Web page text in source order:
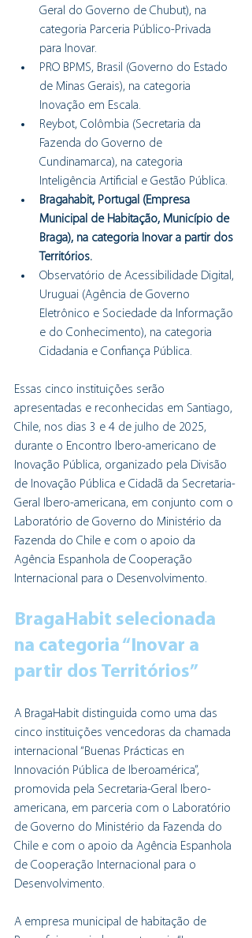
Geral do Governo de Chubut), na
categoria Parceria Público-Privada
para Inovar.
PRO BPMS, Brasil (Governo do Estado
de Minas Gerais), na categoria
Inovação em Escala.
Reybot, Colômbia (Secretaria da
Fazenda do Governo de
Cundinamarca), na categoria
Inteligência Artificial e Gestão Pública.
Bragahabit, Portugal (Empresa
Municipal de Habitação, Município de
Braga), na categoria Inovar a partir dos
Territórios.
Observatório de Acessibilidade Digital,
Uruguai (Agência de Governo
Eletrônico e Sociedade da Informação
e do Conhecimento), na categoria
Cidadania e Confiança Pública.
Essas cinco instituições serão
apresentadas e reconhecidas em Santiago,
Chile, nos dias 3 e 4 de julho de 2025,
durante o Encontro Ibero-americano de
Inovação Pública, organizado pela Divisão
de Inovação Pública e Cidadã da Secretaria-
Geral Ibero-americana, em conjunto com o
Laboratório de Governo do Ministério da
Fazenda do Chile e com o apoio da
Agência Espanhola de Cooperação
Internacional para o Desenvolvimento.
BragaHabit selecionada
na categoria “Inovar a
partir dos Territórios”
A BragaHabit distinguida como uma das
cinco instituições vencedoras da chamada
internacional “Buenas Prácticas en
Innovación Pública de Iberoamérica”,
promovida pela Secretaria-Geral Ibero-
americana, em parceria com o Laboratório
de Governo do Ministério da Fazenda do
Chile e com o apoio da Agência Espanhola
de Cooperação Internacional para o
Desenvolvimento.
A empresa municipal de habitação de